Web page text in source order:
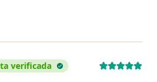
verificada